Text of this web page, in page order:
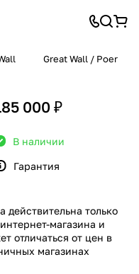
Great Wall / Poer
000 ₽
В наличии
Гарантия
действительна только
магазина и
отличаться от цен в
магазинах